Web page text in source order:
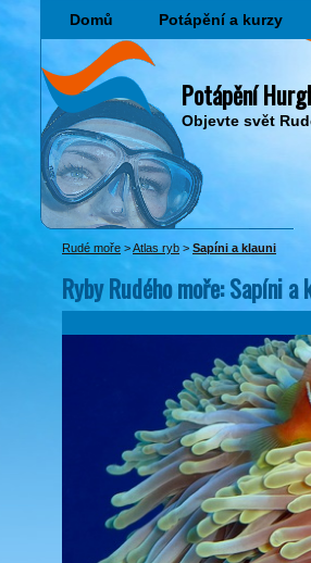
Domů Potápění a kurzy
Potápění
Objevte svět
Rudé moře >Atlas ryb > Sapíni a klauni
Ryby Rudého moře: Sapíni a